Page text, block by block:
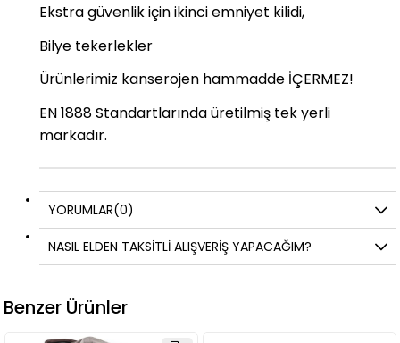
Ekstra güvenlik için ikinci emniyet kilidi,
Bilye tekerlekler
Ürünlerimiz kanserojen hammadde İÇERMEZ!
EN 1888 Standartlarında üretilmiş tek yerli
markadır.
YORUMLAR(0)
NASIL ELDEN TAKSİTLİ ALIŞVERİŞ YAPACAĞIM?
Benzer Ürünler